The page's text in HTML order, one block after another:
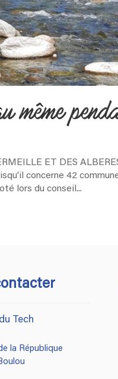
même
ET DES
concerne 42
lors du conseil...
Tech
la République